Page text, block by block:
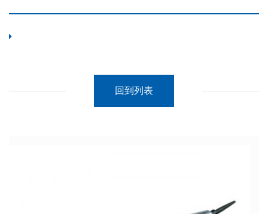
回到列表